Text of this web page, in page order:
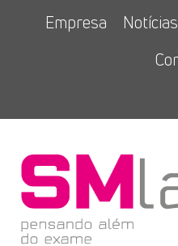
Empresa
Notícias